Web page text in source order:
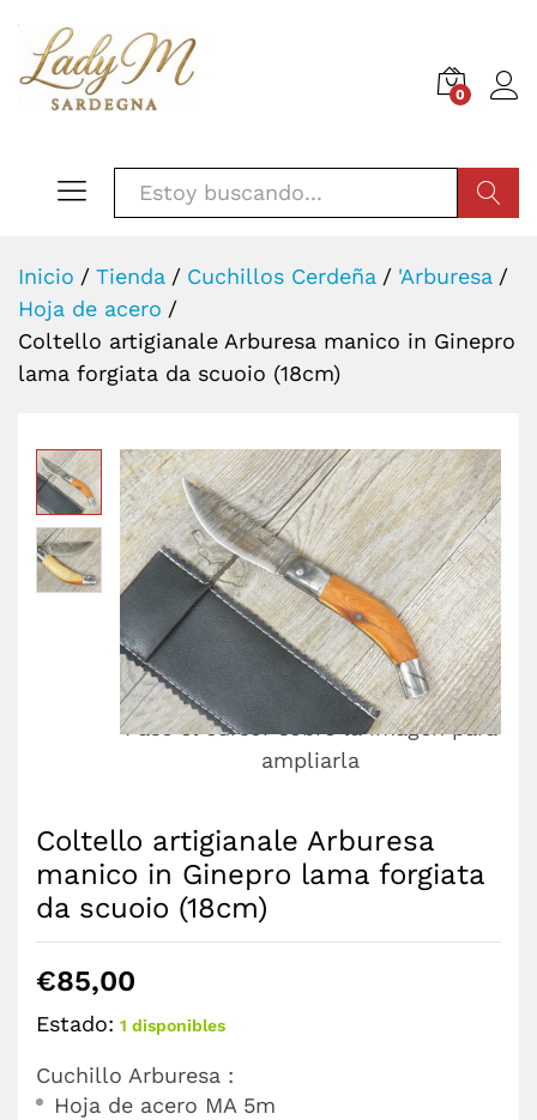
0
Inicio / Tienda / Cuchillos Cerdeña / 'Arburesa /
Hoja de acero /
Coltello artigianale Arburesa manico in Ginepro
lama forgiata da scuoio (18cm)
Pase el cursor sobre la imagen para
ampliarla
Coltello artigianale Arburesa
manico in Ginepro lama forgiata
da scuoio (18cm)
€85,00
Estado: 1 disponibles
Cuchillo Arburesa :
Hoja de acero MA 5m